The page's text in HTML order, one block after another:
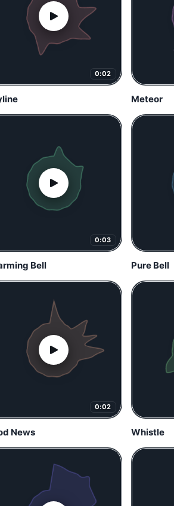
0:02
Meteor
0:03
Bell Pure Bell
0:02
News Whistle